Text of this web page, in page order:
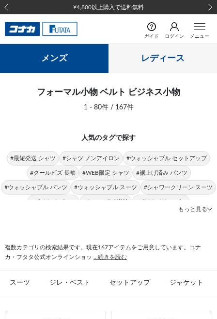
前の画像
ガイド ログイン メニュー
メンズ レディース
フォーマル小物 ベルト ビジネス小物
1 - 80件 / 167件
人気のタグで探す
#最短発送 シャツ #シャツ ノンアイロン #ウォッシャブル セットアップ
#クールビズ 長袖 #WEB限定 シャツ #裾上げ済み パンツ
#ウォッシャブル パンツ #ウォッシャブル スーツ #シャワークリーン スーツ
#ビジカジ パンツ #クールビズ 半袖 #ビジカジ トップス
#スーツ フォーマル
もっと見る
複数カテゴリの検索結果です。現在167アイテムをご用意しています。コナ
カ・フタタ公式オンラインショッ
...続きを読む
スーツ ジレ・ベスト セットアップ ジャケット